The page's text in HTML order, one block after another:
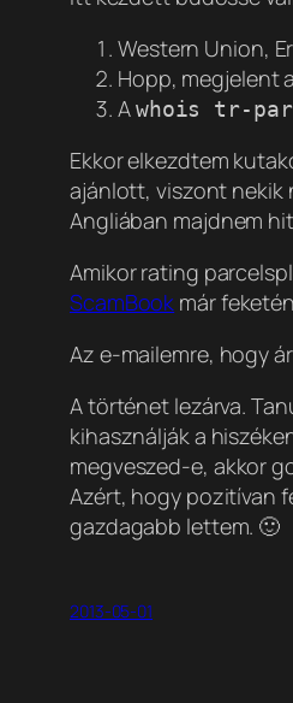
Western Union,
Hopp, megjelent
Awhois tr-
Ekkor elkezdtem
ajánlott, viszont nekik
Angliában majdnem
Amikor rating
ScamBook már
Az e-mailemre, hogy
A történet lezárva.
kihasználják a
megveszed-e, akkor
Azért, hogy pozitívan
gazdagabb lettem. 🙂
2013-05-01